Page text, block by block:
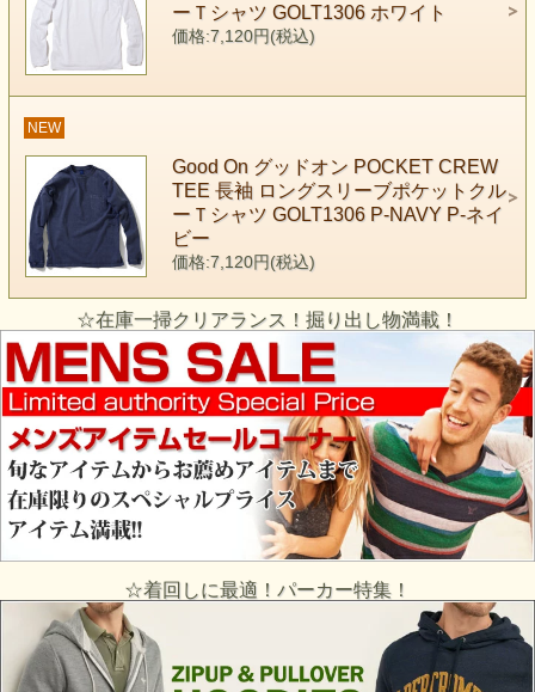
ーＴシャツ GOLT1306 ホワイト
価格:7,120円(税込)
NEW
Good On グッドオン POCKET CREW
TEE 長袖 ロングスリーブポケットクル
ーＴシャツ GOLT1306 P-NAVY P-ネイ
ビー
価格:7,120円(税込)
☆在庫一掃クリアランス！掘り出し物満載！
☆着回しに最適！パーカー特集！